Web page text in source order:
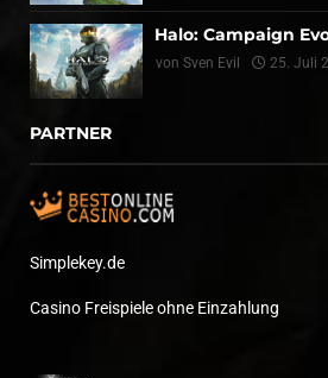
Halo: Campaign
von Sven Evil 25. Juli
PARTNER
Simplekey.de
Casino Freispiele ohne Einzahlung